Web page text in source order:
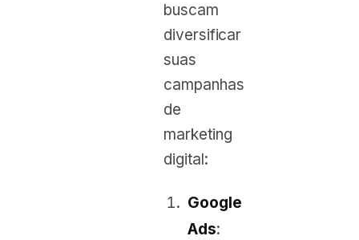
buscam
diversificar
suas
campanhas
de
marketing
digital:
Google
Ads: